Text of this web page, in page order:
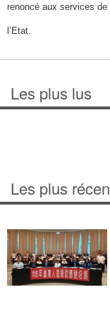
renoncé aux services
l’Etat.
Les plus lus
Les plus